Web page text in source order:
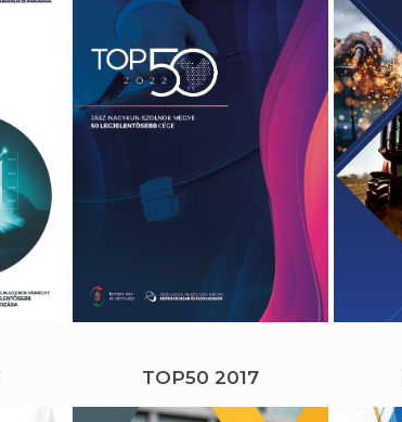
TOP50 2017